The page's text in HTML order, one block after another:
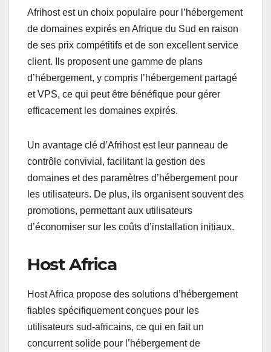
Afrihost est un choix populaire pour l’hébergement
de domaines expirés en Afrique du Sud en raison
de ses prix compétitifs et de son excellent service
client. Ils proposent une gamme de plans
d’hébergement, y compris l’hébergement partagé
et VPS, ce qui peut être bénéfique pour gérer
efficacement les domaines expirés.
Un avantage clé d’Afrihost est leur panneau de
contrôle convivial, facilitant la gestion des
domaines et des paramètres d’hébergement pour
les utilisateurs. De plus, ils organisent souvent des
promotions, permettant aux utilisateurs
d’économiser sur les coûts d’installation initiaux.
Host Africa
Host Africa propose des solutions d’hébergement
fiables spécifiquement conçues pour les
utilisateurs sud-africains, ce qui en fait un
concurrent solide pour l’hébergement de